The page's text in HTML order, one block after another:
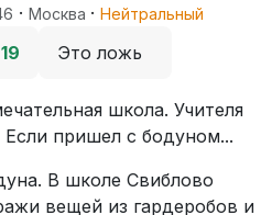
· Москва · Нейтральный
19 Это ложь
школа. Учителя
пришел с бодуном...
В школе Свиблово
вещей из гардеробов и